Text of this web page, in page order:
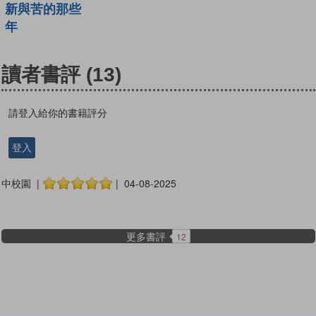
新與苦的那些
年
讀者書評 (13)
請登入給你的書籍評分
登入
中校園 | | 04-08-2025
更多書評 12